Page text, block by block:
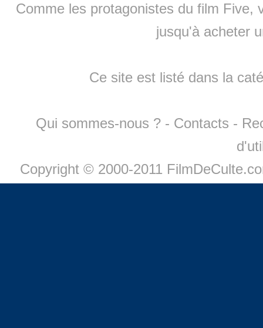
Comme les protagonistes du film Five,
jusqu'à acheter
Ce site est listé dans la
Qui sommes-nous ? - Contacts -
Copyright © 2000-2011